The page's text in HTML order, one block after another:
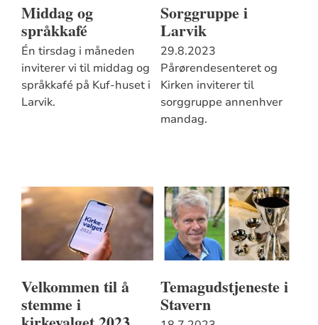
Middag og
språkkafé
Én tirsdag i måneden
inviterer vi til middag og
språkkafé på Kuf-huset i
Larvik.
Sorggruppe i
Larvik
29.8.2023
Pårørendesenteret og
Kirken inviterer til
sorggruppe annenhver
mandag.
Velkommen til å
stemme i
Temagudstjeneste i
Stavern